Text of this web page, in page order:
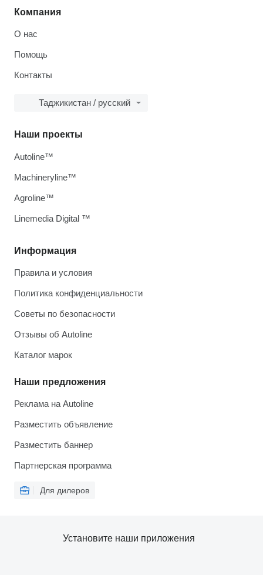
Компания
О нас
Помощь
Контакты
Таджикистан / русский
Информация
Правила и условия
Политика конфиденциальности
Советы по безопасности
Отзывы об Autoline
Каталог марок
Наши предложения
Реклама на Autoline
Разместить объявление
Разместить баннер
Партнерская программа
Для дилеров
Наши проекты
Autoline™
Machineryline™
Agroline™
Linemedia Digital ™
Установите наши приложения